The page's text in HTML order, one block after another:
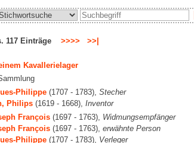
117 Einträge >>>> >>|
Kavallerielager
Philippe(1707 - 1783), Stecher
Philips(1619 - 1668), Inventor
François(1697 - 1763), Widmungsempfänger
François(1697 - 1763), erwähnte Person
Philippe(1707 - 1783), Verleger